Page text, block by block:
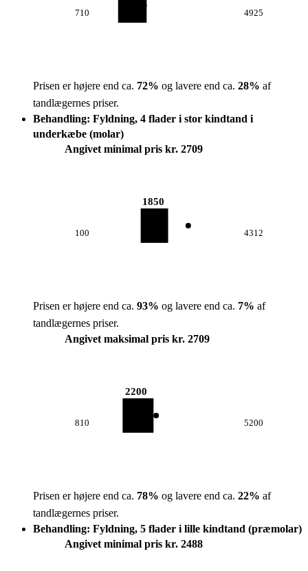
710 4925
Prisen er højere end ca. 72% og lavere end ca. 28% af
tandlægernes priser.
Behandling: Fyldning, 4 flader i stor kindtand i
underkæbe (molar)
Angivet minimal pris kr. 2709
100
1850
4312
Prisen er højere end ca. 93% og lavere end ca. 7% af
tandlægernes priser.
Angivet maksimal pris kr. 2709
810
2200
5200
Prisen er højere end ca. 78% og lavere end ca. 22% af
tandlægernes priser.
Behandling: Fyldning, 5 flader i lille kindtand (præmolar)
Angivet minimal pris kr. 2488